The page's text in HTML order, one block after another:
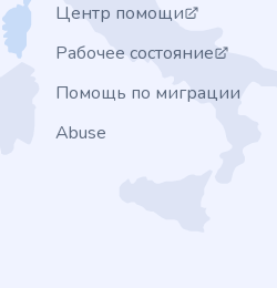
Центр помощи
Рабочее состояние
Помощь по миграции
Abuse